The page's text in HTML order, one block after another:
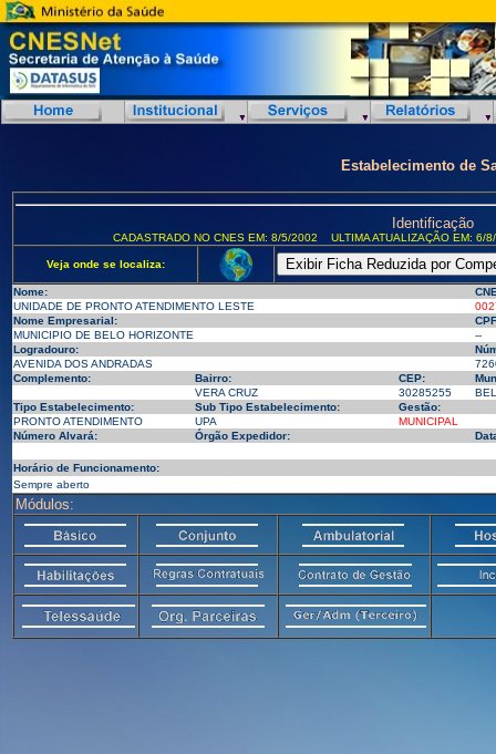
Estabelecimento de
Identificação
CADASTRADO NO CNES EM: 8/5/2002 ULTIMA ATUALIZAÇÃO EM:
Veja onde se localiza:
Nome:
UNIDADE DE PRONTO ATENDIMENTO LESTE
Nome Empresarial:
MUNICIPIO DE BELO HORIZONTE
--
Logradouro:
AVENIDA DOS ANDRADAS
Complemento:
Bairro: CEP:
VERA CRUZ
30285255
Tipo Estabelecimento:
Sub Tipo Estabelecimento:
Gestão:
PRONTO ATENDIMENTO
UPA
MUNICIPAL
Número Alvará:
Órgão Expedidor:
Horário de Funcionamento:
Sempre aberto
Módulos: